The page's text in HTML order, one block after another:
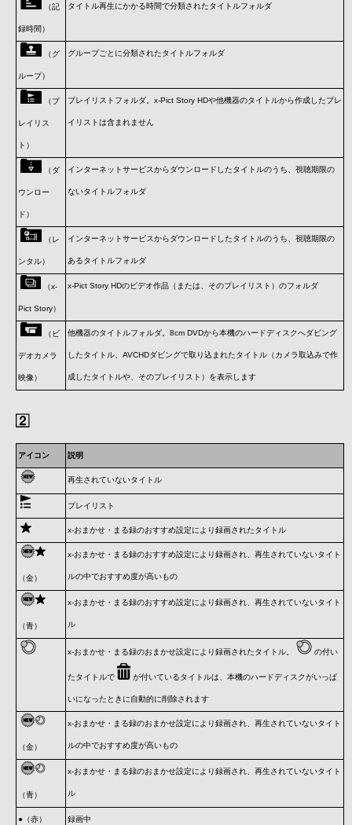
（記
録時間）
タイトル再生にかかる時間で分類されたタイトルフォルダ
（グ
ループ）
グループごとに分類されたタイトルフォルダ
（プ
レイリス
ト）
プレイリストフォルダ。x-Pict Story HDや他機器のタイトルから作成したプレ
イリストは含まれません
（ダ
ウンロー
ド）
インターネットサービスからダウンロードしたタイトルのうち、視聴期限の
ないタイトルフォルダ
（レ
ンタル）
インターネットサービスからダウンロードしたタイトルのうち、視聴期限の
あるタイトルフォルダ
（x-
Pict Story）
x-Pict Story HDのビデオ作品（または、そのプレイリスト）のフォルダ
（ビ
デオカメラ
映像）
他機器のタイトルフォルダ。8cm DVDから本機のハードディスクへダビング
したタイトル、AVCHDダビングで取り込まれたタイトル（カメラ取込みで作
成したタイトルや、そのプレイリスト）を表示します
アイコン 説明
再生されていないタイトル
プレイリスト
x-おまかせ・まる録のおすすめ設定により録画されたタイトル
（金）
x-おまかせ・まる録のおすすめ設定により録画され、再生されていないタイト
ルの中でおすすめ度が高いもの
（青）
x-おまかせ・まる録のおすすめ設定により録画され、再生されていないタイト
ル
x-おまかせ・まる録のおまかせ設定により録画されたタイトル。 の付い
たタイトルで が付いているタイトルは、本機のハードディスクがいっぱ
いになったときに自動的に削除されます
（金）
x-おまかせ・まる録のおまかせ設定により録画され、再生されていないタイト
ルの中でおすすめ度が高いもの
（青）
x-おまかせ・まる録のおまかせ設定により録画され、再生されていないタイト
ル
●（赤） 録画中